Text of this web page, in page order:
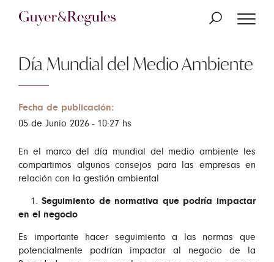
Día Mundial del Medio Ambiente
Fecha de publicación:
05 de Junio 2026 - 10:27 hs
En el marco del día mundial del medio ambiente les
compartimos algunos consejos para las empresas en
relación con la gestión ambiental
1.Seguimiento de normativa que podría impactar
en el negocio
Es importante hacer seguimiento a las normas que
potencialmente podrían impactar al negocio de la